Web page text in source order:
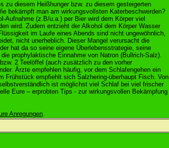
zu diesem Heißhunger bzw. zu diesem gesteigerten
bekämpft man am wirkungsvollsten Katerbeschwerden?
Aufnahme (z.B/u.a.) per Bier wird dem Körper viel
wird. Zudem entzieht der Alkohol dem Körper Wasser
im Laufe eines Abends sind nicht ungewöhnlich,
nicht unerheblich. Dieser Mangel verursacht die
hat da so seine eigene Überlebensstrategie, seine
prophylaktische Einnahme von Natron (Bullrich-Salz).
2 Teelöffel (auch zusätzlich zu den vorher
Ärzte empfehlen häufig, vor dem Schlafengehen ein
Frühstück empfiehlt sich Salzhering-überhaupt Fisch. Von
ist möglichst viel Schlaf bei viel frischer
Eure – erprobten Tips - zur wirkungsvollen Bekämpfung
Anregungen.